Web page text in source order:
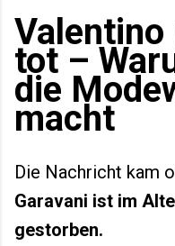
6. Februar 2026
entzündet wird,
mehrere
dient als urbanes
d’Ampezzo und
Valentino
tot –
die
macht
Die Nachricht kam
Garavani ist im
gestorben.